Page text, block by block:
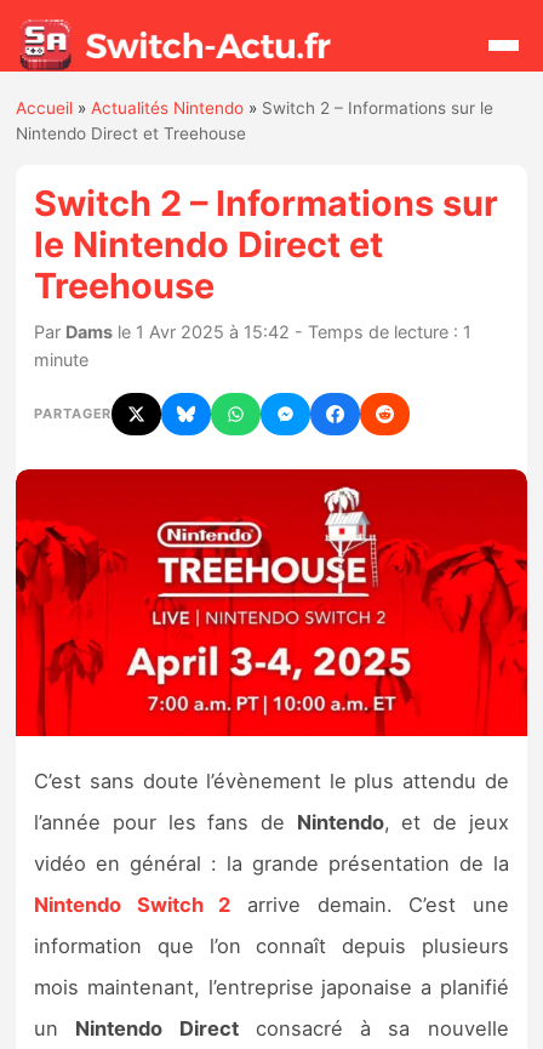
Actualités
Jeux
Hardware
Mises à jour
Chiffres de ventes
Rumeurs
Nintendo Direct
Tests et previews
Tests d’accessoires
Previews
Précommandes
Précommandes jeux Switch 2
Accueil »Actualités Nintendo » Switch 2 – Informations sur le
Nintendo Direct et Treehouse
Switch 2 – Informations sur
le Nintendo Direct et
Treehouse
Par Dams le 1 Avr 2025 à 15:42 - Temps de lecture : 1
minute
PARTAGER
C’est sans doute l’évènement le plus attendu de
l’année pour les fans de Nintendo, et de jeux
vidéo en général : la grande présentation de la
Nintendo Switch 2 arrive demain. C’est une
information que l’on connaît depuis plusieurs
mois maintenant, l’entreprise japonaise a planifié
un Nintendo Directconsacré à sa nouvelle